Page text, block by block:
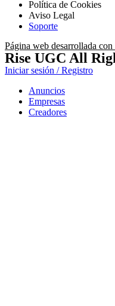
Política de Cookies
Aviso Legal
Soporte
Página web desarrollada
Rise UGC All
Iniciar sesión / Registro
Anuncios
Empresas
Creadores